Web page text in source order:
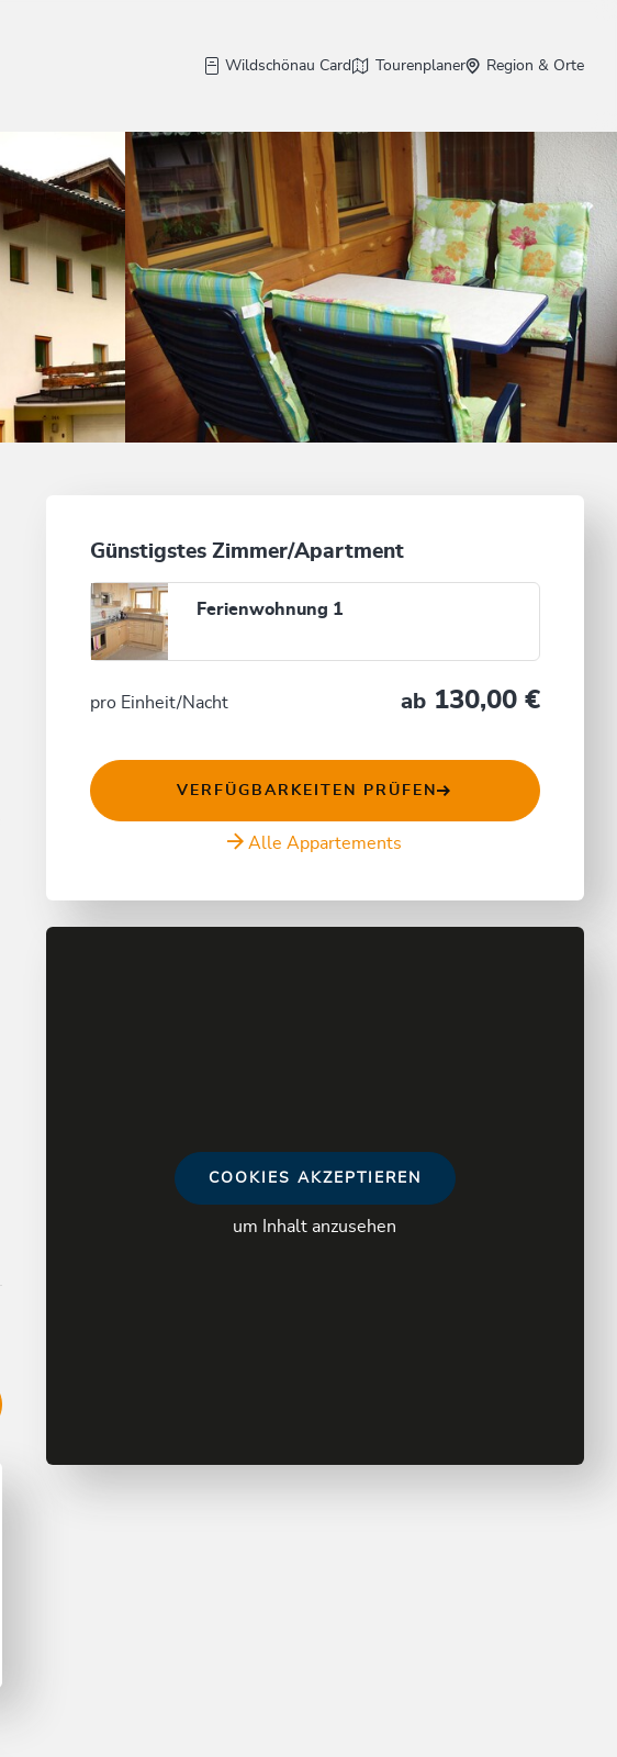
Wildschönau Card Tourenplaner Region & Orte
Günstigstes Zimmer/Apartment
Ferienwohnung 1
pro Einheit/Nacht ab 130,00 €
VERFÜGBARKEITEN PRÜFEN
Alle Appartements
COOKIES AKZEPTIEREN
um Inhalt anzusehen